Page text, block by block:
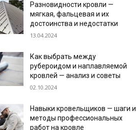
Разновидности кровли —
мягкая, фальцевая и их
достоинства и недостатки
13.04.2024
Как выбрать между
рубероидом и наплавляемой
кровлей — анализ и советы
02.10.2024
Навыки кровельщиков — шаги и
методы профессиональных
работ на кровле